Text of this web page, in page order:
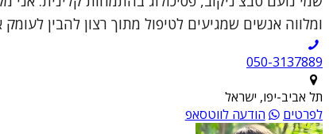
ומלווה אנשים שמגיעים לטיפול מתוך רצון להבין
050-3137889
תל אביב-יפו, ישראל
לפרטים
הודעה לווטסאפ